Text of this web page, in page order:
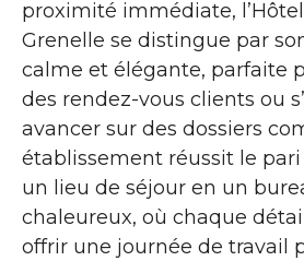
proximité immédiate,
Grenelle se distingue par
calme et élégante, parfaite
des rendez-vous clients ou
avancer sur des dossiers
établissement réussit le
un lieu de séjour en un
chaleureux, où chaque
offrir une journée de travail